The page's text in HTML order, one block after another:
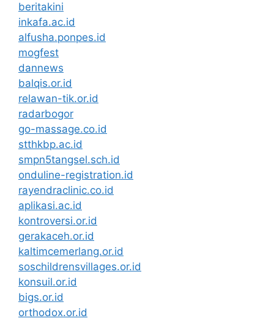
beritakini
inkafa.ac.id
alfusha.ponpes.id
mogfest
dannews
balqis.or.id
relawan-tik.or.id
radarbogor
go-massage.co.id
stthkbp.ac.id
smpn5tangsel.sch.id
onduline-registration.id
rayendraclinic.co.id
aplikasi.ac.id
kontroversi.or.id
gerakaceh.or.id
kaltimcemerlang.or.id
soschildrensvillages.or.id
konsuil.or.id
bigs.or.id
orthodox.or.id